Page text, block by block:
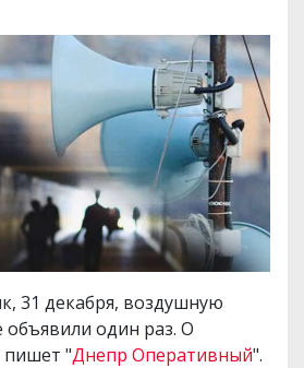
31 декабря, воздушную
объявили один раз. О
пишет "Днепр Оперативный".